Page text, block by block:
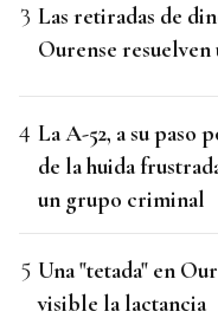
Las retiradas de
Ourense resuelven
La A-52, a su paso
de la huida
un grupo criminal
Una "tetada" en
visible la lactancia